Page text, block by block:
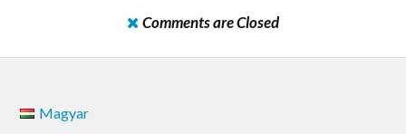
Comments are Closed
Magyar